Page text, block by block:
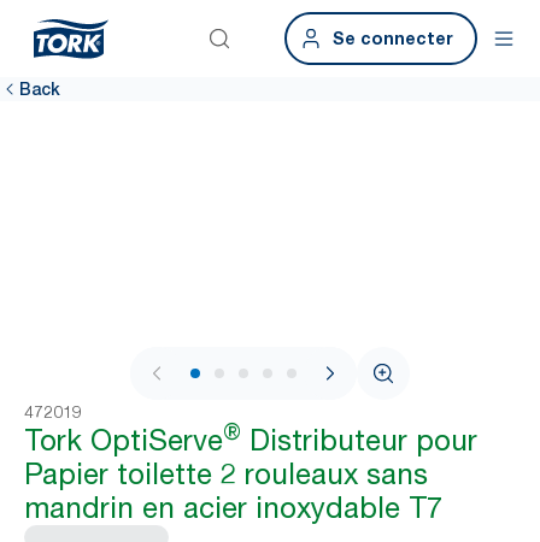
Se connecter
Back
1 / 6
472019
Tork OptiServe® Distributeur pour
Papier toilette 2 rouleaux sans
mandrin en acier inoxydable T7